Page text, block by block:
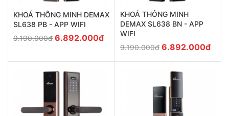
KHOÁ THÔNG MINH DEMAX
SL638 PB - APP WIFI
9.190.000đ 6.892.000đ
KHOÁ THÔNG MINH
DEMAX SL638 BN - APP
WIFI
9.190.000đ 6.892.000đ